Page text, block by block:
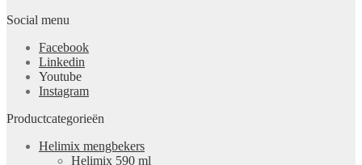
Social menu
Facebook
Linkedin
Youtube
Instagram
Productcategorieën
Helimix mengbekers
Helimix 590 ml